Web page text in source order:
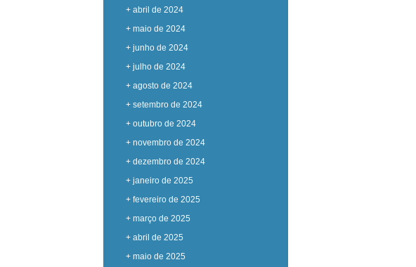
+ abril de 2024
+ maio de 2024
+ junho de 2024
+ julho de 2024
+ agosto de 2024
+ setembro de 2024
+ outubro de 2024
+ novembro de 2024
+ dezembro de 2024
+ janeiro de 2025
+ fevereiro de 2025
+ março de 2025
+ abril de 2025
+ maio de 2025